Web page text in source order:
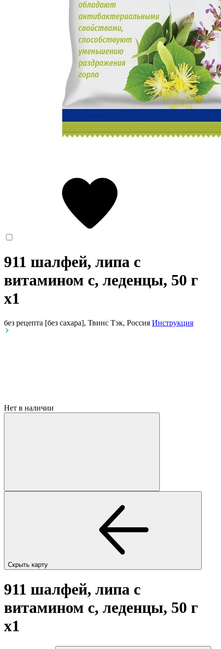
911 шалфей, липа с
витамином с, леденцы, 50 г
x1
без рецепта [без сахара], Твинс Тэк, Россия Инструкция
Нет в наличии
Скрыть карту
911 шалфей, липа с
витамином с, леденцы, 50 г
x1